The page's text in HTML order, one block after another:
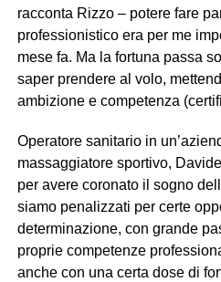
racconta Rizzo – potere fare
professionistico era per me
mese fa. Ma la fortuna passa
saper prendere al volo,
ambizione e competenza
Operatore sanitario in
massaggiatore sportivo,
per avere coronato il sogno
siamo penalizzati per certe
determinazione, con grande
proprie competenze
anche con una certa dose di